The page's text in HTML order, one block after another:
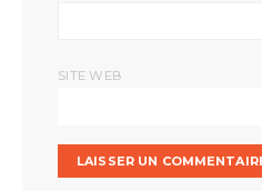
SITE WEB